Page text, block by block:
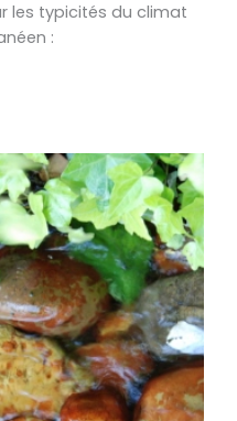
les typicités du climat
: